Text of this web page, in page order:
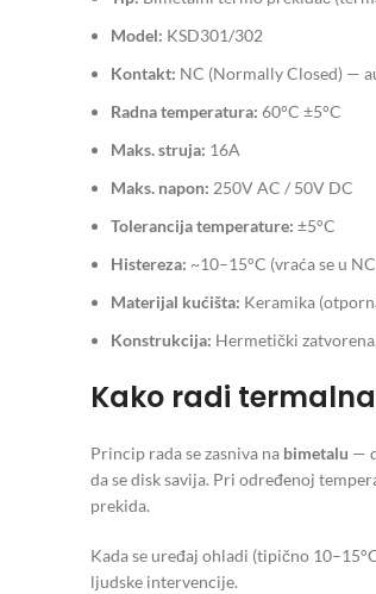
Model: KSD301/302
Kontakt: NC (Normally Closed) —
Radna temperatura: 60°C ±5°C
Maks. struja: 16A
Maks. napon: 250V AC / 50V DC
Tolerancija temperature: ±5°C
Histereza: ~10–15°C (vraća se u
Materijal kućišta: Keramika
Konstrukcija: Hermetički
Kako radi
Princip rada se zasniva na bimetalu —
da se disk savija. Pri određenoj
prekida.
Kada se uređaj ohladi (tipično
ljudske intervencije.